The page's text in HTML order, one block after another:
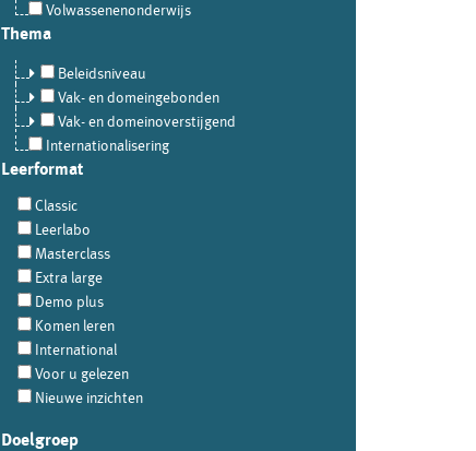
Volwassenenonderwijs
Thema
Beleidsniveau
Vak- en domeingebonden
Vak- en domeinoverstijgend
Internationalisering
Leerformat
Classic
Leerlabo
Masterclass
Extra large
Demo plus
Komen leren
International
Voor u gelezen
Nieuwe inzichten
Doelgroep